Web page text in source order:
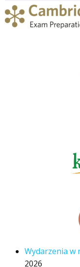
Wydarzenia w
2026